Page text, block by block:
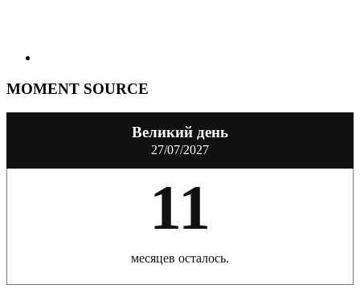
MOMENT SOURCE
Великий день
27/07/2027
11
месяцев осталось.